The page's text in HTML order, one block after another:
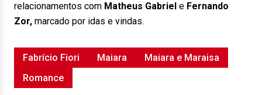
relacionamentos com Matheus Gabriel e Fernando
Zor, marcado por idas e vindas.
Fabrício Fiori Maiara
Maiara e Maraisa
Romance